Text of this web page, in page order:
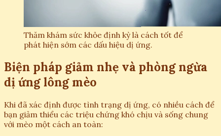
Thăm khám sức khỏe định kỳ là cách tốt để
phát hiện sớm các dấu hiệu dị ứng.
Biện pháp giảm nhẹ và phòng ngừa
dị ứng lông mèo
Khi đã xác định được tình trạng dị ứng, có nhiều cách để
bạn giảm thiểu các triệu chứng khó chịu và sống chung
với mèo một cách an toàn: